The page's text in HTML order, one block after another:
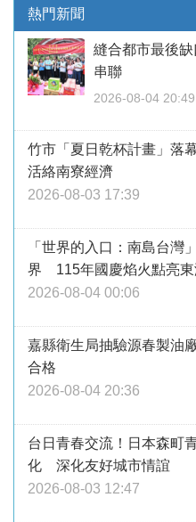
熱門新聞
縫合都市最後
串聯
2026-08-04 20:49
竹市「夏日乾杯計畫」落
活絡南寮經濟
2026-08-03 17:39
「世界的入口：南島台灣
界 115年國慶焰火點亮東
2026-08-04 00:06
嘉縣衛生局抽驗源春製油
合格
2026-08-04 20:36
台日青春交流！日本森町
化 深化友好城市情誼
2026-08-03 12:47